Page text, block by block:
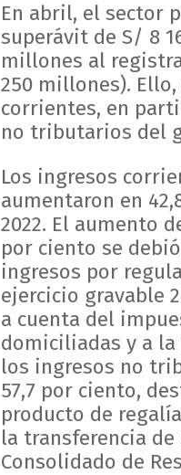
En abril, el sector
superávit de S/ 8
millones al
250 millones).
corrientes, en
no tributarios del
Los ingresos
aumentaron en
2022. El aumento
por ciento se
ingresos por
ejercicio gravable
a cuenta del
domiciliadas y a la
los ingresos no
57,7 por ciento,
producto de
la transferencia
Consolidado de